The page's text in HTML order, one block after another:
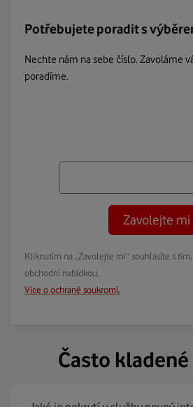
Potřebujete poradit s
Nechte nám na sebe číslo. Zavoláme
poradíme.
Zavolejte mi
Kliknutím na „Zavolejte mi“ souhlasíte s
obchodní nabídkou.
Více o ochraně soukromí.
Často